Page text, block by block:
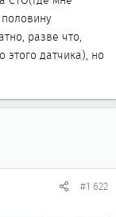
разве что,
датчика), но
#1 622